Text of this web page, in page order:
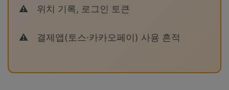
위치 기록, 로그인 토큰
결제앱(토스·카카오페이) 사용 흔적